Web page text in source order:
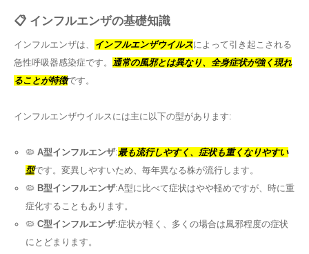
📋 インフルエンザの基礎知識
インフルエンザは、 インフルエンザウイルスによって引き起こされる
急性呼吸器感染症です。 通常の風邪とは異なり、全身症状が強く現れ
ることが特徴です。
インフルエンザウイルスには主に以下の型があります:
🦠 A型インフルエンザ:最も流行しやすく、症状も重くなりやすい
型です。変異しやすいため、毎年異なる株が流行します。
🦠 B型インフルエンザ:A型に比べて症状はやや軽めですが、時に重
症化することもあります。
🦠 C型インフルエンザ:症状が軽く、多くの場合は風邪程度の症状
にとどまります。